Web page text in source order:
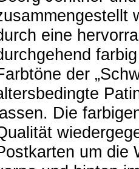
eine
der
lassen. Die
um die